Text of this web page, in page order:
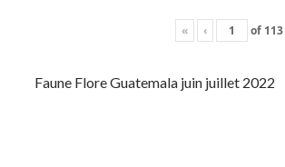
« ‹ of 113
Faune Flore Guatemala juin juillet 2022